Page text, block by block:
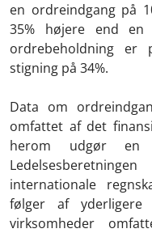
en ordreindgang på
35% højere end en
ordrebeholdning er
stigning på 34%.
Data om
omfattet af det
herom udgør en
internationale
følger af yderligere
virksomheder